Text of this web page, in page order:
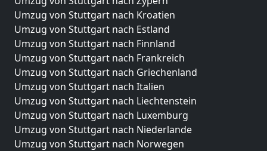
Umzug von Stuttgart nach Kroatien
Umzug von Stuttgart nach Estland
Umzug von Stuttgart nach Finnland
Umzug von Stuttgart nach Frankreich
Umzug von Stuttgart nach Griechenland
Umzug von Stuttgart nach Italien
Umzug von Stuttgart nach Liechtenstein
Umzug von Stuttgart nach Luxemburg
Umzug von Stuttgart nach Niederlande
Umzug von Stuttgart nach Norwegen